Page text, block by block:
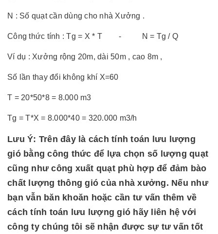
N : Số quạt cần dùng cho nhà Xưởng .
Công thức tính : Tg = X * T - N = Tg / Q
Ví dụ : Xưởng rộng 20m, dài 50m , cao 8m ,
Số lần thay đổi không khí X=60
T = 20*50*8 = 8.000 m3
Tg = T*X = 8.000*40 = 320.000 m3/h
Lưu Ý: Trên đây là cách tính toán lưu lượng
gió bằng công thức để lựa chọn số lượng quạt
cũng như công xuất quạt phù hợp để đảm bào
chất lượng thông gió của nhà xưởng. Nếu như
bạn vẫn băn khoăn hoặc cần tư vấn thêm về
cách tính toán lưu lượng gió hãy liên hệ với
công ty chúng tôi sẽ nhận được sự tư vấn tốt